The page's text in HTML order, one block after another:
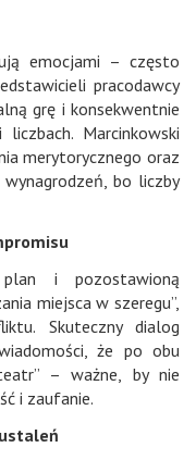
emocjami – często
pracodawcy
grę i konsekwentnie
Marcinkowski
merytorycznego oraz
bo liczby
i pozostawioną
miejsca w szeregu”,
Skuteczny dialog
że po obu
– ważne, by nie
i zaufanie.